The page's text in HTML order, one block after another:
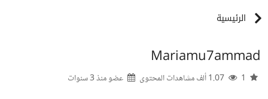
الرئيسية
Mariamu7ammad
عضو منذ3 سنوات